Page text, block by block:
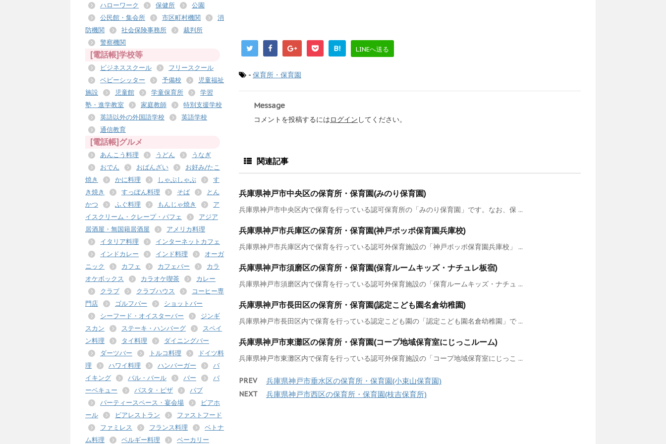
B! LINEへ送る
- 保育所・保育園
Message
コメントを投稿するにはログイン してください。
関連記事
兵庫県神戸市中央区の保育所・保育園(みのり保育園)
兵庫県神戸市中央区内で保育を行っている認可保育所の「みのり保育園」です。なお、保 ...
兵庫県神戸市兵庫区の保育所・保育園(神戸ポッポ保育園兵庫校)
兵庫県神戸市兵庫区内で保育を行っている認可外保育施設の「神戸ポッポ保育園兵庫校」 ...
兵庫県神戸市須磨区の保育所・保育園(保育ルームキッズ・ナチュレ板宿)
兵庫県神戸市須磨区内で保育を行っている認可外保育施設の「保育ルームキッズ・ナチュ ...
兵庫県神戸市長田区の保育所・保育園(認定こども園名倉幼稚園)
兵庫県神戸市長田区内で保育を行っている認定こども園の「認定こども園名倉幼稚園」で ...
兵庫県神戸市東灘区の保育所・保育園(コープ地域保育室にじっこルーム)
兵庫県神戸市東灘区内で保育を行っている認可外保育施設の「コープ地域保育室にじっこ ...
PREV 兵庫県神戸市垂水区の保育所・保育園(小束山保育園)
NEXT 兵庫県神戸市西区の保育所・保育園(枝吉保育所)
ハローワーク 保健所
公園
公民館・集会所
市区町村機関
消
防機関
社会保険事務所
裁判所
警察機関
[電話帳]学校等
ビジネススクール
フリースクール
ベビーシッター
予備校
児童福祉
施設
児童館 学童保育所
学習
塾・進学教室
家庭教師
特別支援学校
英語以外の外国語学校
英語学校
通信教育
[電話帳]グルメ
あんこう料理 うどん
うなぎ
おでん
おばんざい
お好み/たこ
焼き
かに料理 しゃぶしゃぶ
す
き焼き
すっぽん料理 そば
とん
かつ
ふぐ料理 もんじゃ焼き
ア
イスクリーム・クレープ・パフェ
アジア
居酒屋・無国籍居酒屋
アメリカ料理
イタリア料理
インターネットカフェ
インドカレー
インド料理
オーガ
ニック
カフェ カフェバー
カラ
オケボックス
カラオケ喫茶
カレー
クラブ
クラブハウス
コーヒー専
門店
ゴルフバー
ショットバー
シーフード・オイスターバー
ジンギ
スカン
ステーキ・ハンバーグ
スペイ
ン料理
タイ料理
ダイニングバー
ダーツバー
トルコ料理
ドイツ料
理
ハワイ料理 ハンバーガー
バ
イキング
バル・バール バー
バ
ーベキュー
パスタ・ピザ
パブ
パーティースペース・宴会場
ビアホ
ール
ビアレストラン
ファストフード
ファミレス
フランス料理
ベトナ
ム料理
ベルギー料理
ベーカリー